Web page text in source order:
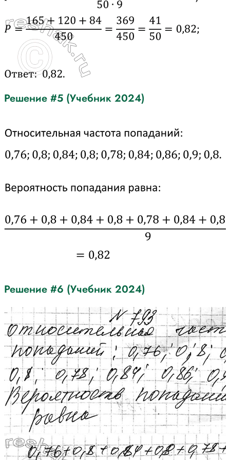
Решение #5 (Учебник 2024)
Решение #6 (Учебник 2024)